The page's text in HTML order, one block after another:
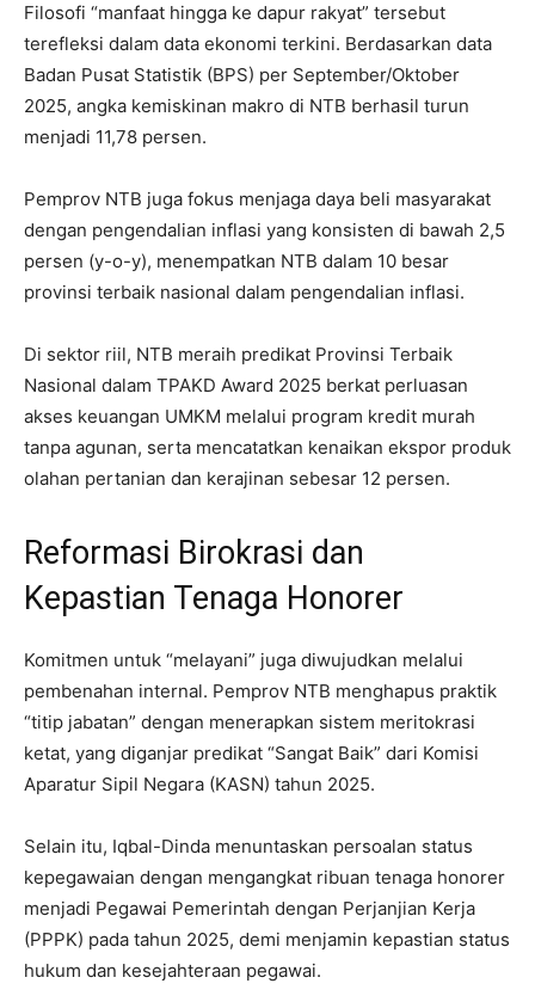
Filosofi “manfaat hingga ke dapur rakyat” tersebut
terefleksi dalam data ekonomi terkini. Berdasarkan data
Badan Pusat Statistik (BPS) per September/Oktober
2025, angka kemiskinan makro di NTB berhasil turun
menjadi 11,78 persen.
Pemprov NTB juga fokus menjaga daya beli masyarakat
dengan pengendalian inflasi yang konsisten di bawah 2,5
persen (y-o-y), menempatkan NTB dalam 10 besar
provinsi terbaik nasional dalam pengendalian inflasi.
Di sektor riil, NTB meraih predikat Provinsi Terbaik
Nasional dalam TPAKD Award 2025 berkat perluasan
akses keuangan UMKM melalui program kredit murah
tanpa agunan, serta mencatatkan kenaikan ekspor produk
olahan pertanian dan kerajinan sebesar 12 persen.
Reformasi Birokrasi dan
Kepastian Tenaga Honorer
Komitmen untuk “melayani” juga diwujudkan melalui
pembenahan internal. Pemprov NTB menghapus praktik
“titip jabatan” dengan menerapkan sistem meritokrasi
ketat, yang diganjar predikat “Sangat Baik” dari Komisi
Aparatur Sipil Negara (KASN) tahun 2025.
Selain itu, Iqbal-Dinda menuntaskan persoalan status
kepegawaian dengan mengangkat ribuan tenaga honorer
menjadi Pegawai Pemerintah dengan Perjanjian Kerja
(PPPK) pada tahun 2025, demi menjamin kepastian status
hukum dan kesejahteraan pegawai.